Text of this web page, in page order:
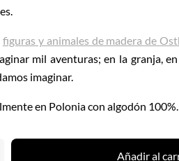
figuras y animales de madera de
mil aventuras; en la granja,
imaginar.
en Polonia con algodón 100%.
Añadir al